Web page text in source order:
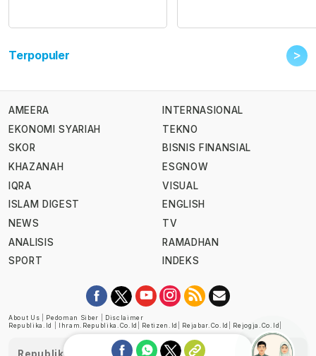
Terpopuler >
AMEERA
EKONOMI SYARIAH
SKOR
KHAZANAH
IQRA
ISLAM DIGEST
NEWS
ANALISIS
SPORT
INTERNASIONAL
TEKNO
BISNIS FINANSIAL
ESGNOW
VISUAL
ENGLISH
TV
RAMADHAN
INDEKS
About Us Pedoman Siber
Disclaimer
Republika.id
Ihram.republika.co.id Retizen.id Rejabar.co.id Rejogja.co.id
Republika telah diverifikasi oleh Dewan Pers